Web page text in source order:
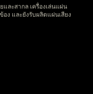
และสากล เครื่องเล่นแผ่น
ง และยังรับผลิตแผ่นเสียง